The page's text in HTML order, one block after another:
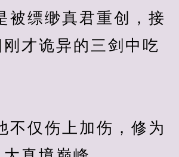
缥缈真君重创，接
才诡异的三剑中吃
仅伤上加伤，修为